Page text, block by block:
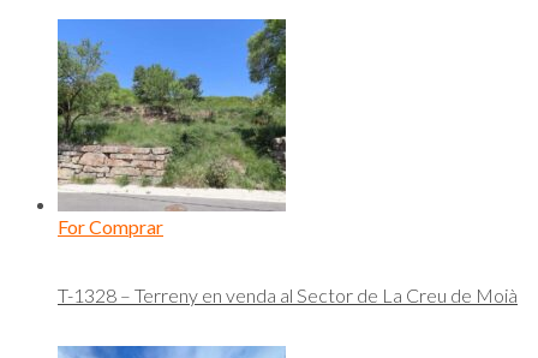
For Comprar
T-1328 – Terreny en venda al Sector de La Creu de Moià